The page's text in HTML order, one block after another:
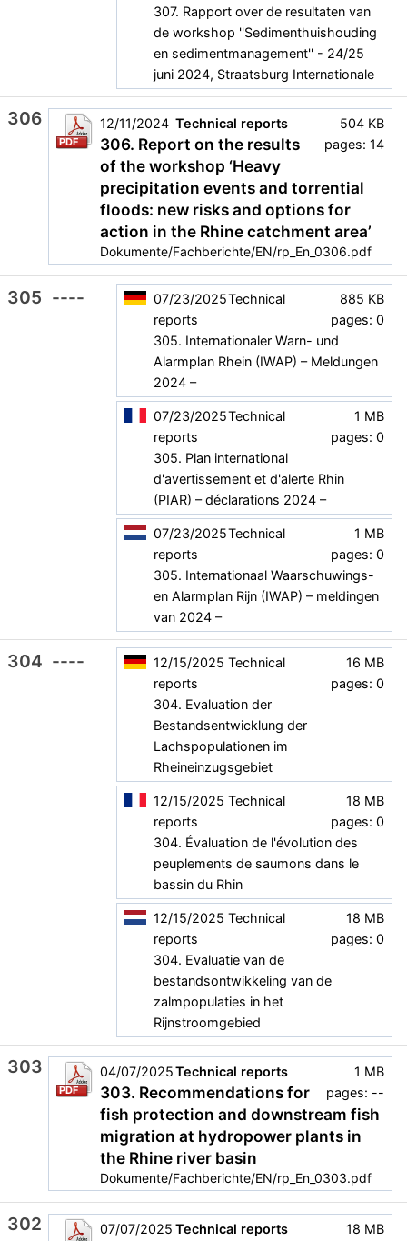
307. Rapport over de resultaten van
de workshop ''Sedimenthuishouding
en sedimentmanagement'' - 24/25
juni 2024, Straatsburg Internationale
306
PDF
504 KB
pages: 14
12/11/2024 Technical reports
306. Report on the results
of the workshop ‘Heavy
precipitation events and torrential
floods: new risks and options for
action in the Rhine catchment area’
Dokumente/Fachberichte/EN/rp_En_0306.pdf
305 ----
885 KB
pages: 0
07/23/2025Technical
reports
305. Internationaler Warn- und
Alarmplan Rhein (IWAP) – Meldungen
2024 –
1 MB
pages: 0
07/23/2025Technical
reports
305. Plan international
d'avertissement et d'alerte Rhin
(PIAR) – déclarations 2024 –
1 MB
pages: 0
07/23/2025Technical
reports
305. Internationaal Waarschuwings-
en Alarmplan Rijn (IWAP) – meldingen
van 2024 –
304 ----
16 MB
pages: 0
12/15/2025 Technical
reports
304. Evaluation der
Bestandsentwicklung der
Lachspopulationen im
Rheineinzugsgebiet
18 MB
pages: 0
12/15/2025 Technical
reports
304. Évaluation de l'évolution des
peuplements de saumons dans le
bassin du Rhin
18 MB
pages: 0
12/15/2025 Technical
reports
304. Evaluatie van de
bestandsontwikkeling van de
zalmpopulaties in het
Rijnstroomgebied
303
PDF
1 MB
pages: --
04/07/2025Technical reports
303. Recommendations for
fish protection and downstream fish
migration at hydropower plants in
the Rhine river basin
Dokumente/Fachberichte/EN/rp_En_0303.pdf
302
18 MB
07/07/2025 Technical reports